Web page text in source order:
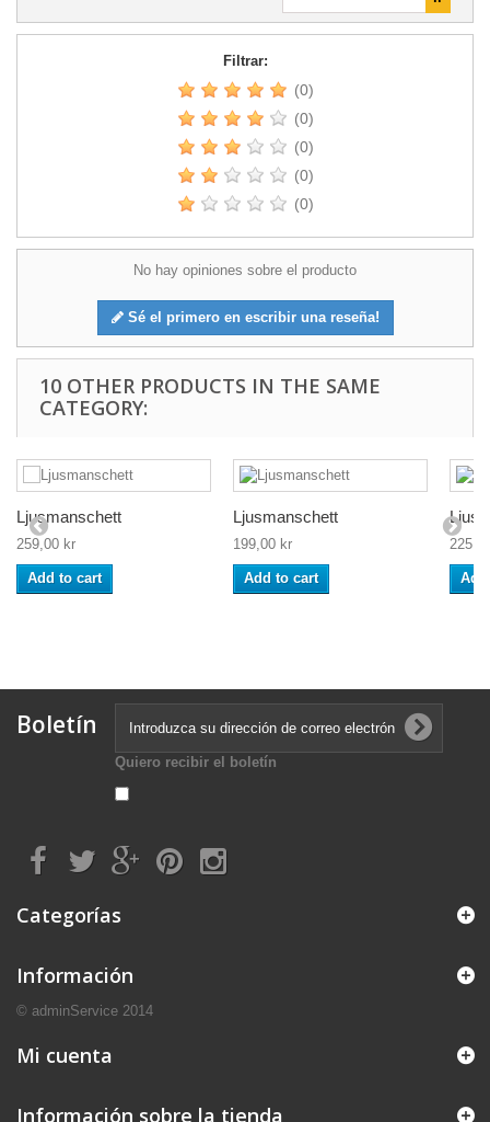
Filtrar:
(0)
(0)
(0)
(0)
(0)
No hay opiniones sobre el producto
Sé el primero en escribir una reseña!
10 OTHER PRODUCTS IN THE SAME
CATEGORY:
Ljusmanschett
259,00 kr
Add to cart
Ljusmanschett
199,00 kr
Add to cart
Boletín
Quiero recibir el boletín
Categorías
Información
© adminService 2014
Mi cuenta
Información sobre la tienda